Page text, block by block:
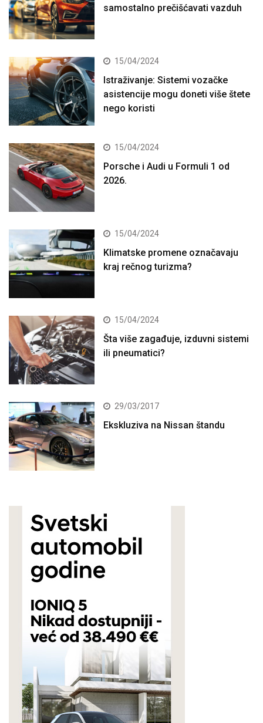
samostalno prečišćavati vazduh
15/04/2024
Istraživanje: Sistemi vozačke
asistencije mogu doneti više štete
nego koristi
15/04/2024
Porsche i Audi u Formuli 1 od
2026.
15/04/2024
Klimatske promene označavaju
kraj rečnog turizma?
15/04/2024
Šta više zagađuje, izduvni sistemi
ili pneumatici?
29/03/2017
Ekskluziva na Nissan štandu